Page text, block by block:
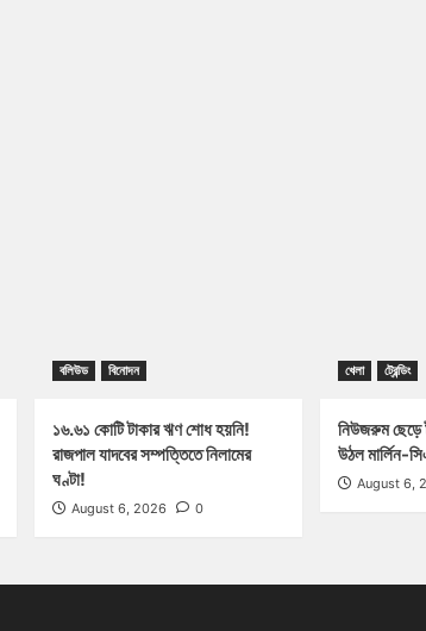
বলিউড বিনোদন
১৬.৬১ কোটি টাকার ঋণ শোধ হয়নি!
রাজপাল যাদবের সম্পত্তিতে নিলামের
ঘণ্টা!
August 6, 2026 0
খেলা ট্রেন্ডিং
নিউজরুম ছেড়ে
উঠল মার্লিন-
August 6,